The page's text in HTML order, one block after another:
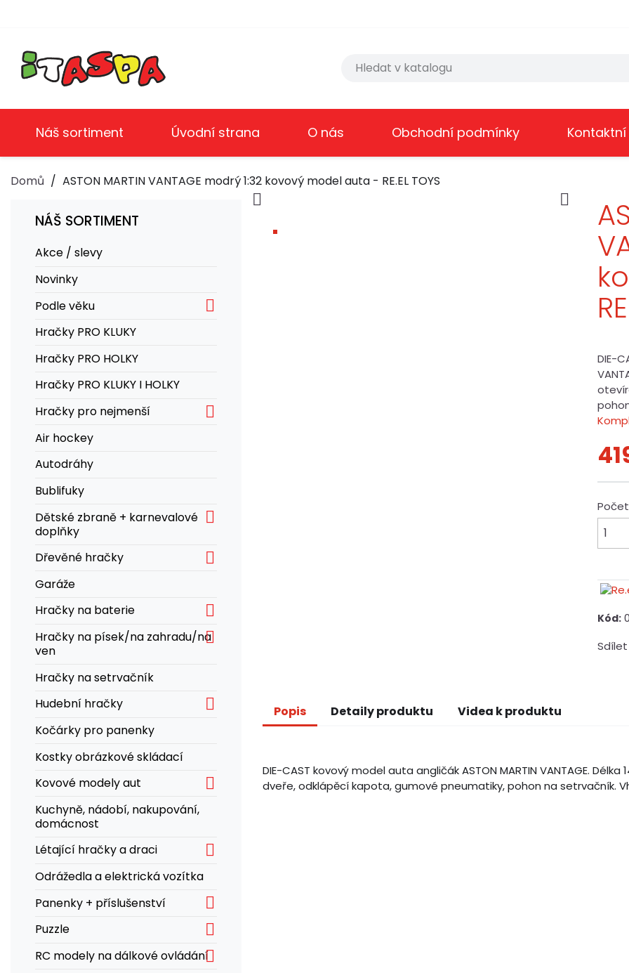
Náš sortiment Úvodní strana O nás Obchodní podmínky
Domů ASTON MARTIN VANTAGE modrý 1:32 kovový model auta - RE.EL TOYS
NÁŠ SORTIMENT
Akce / slevy
Novinky
Podle věku

Hračky PRO KLUKY
Hračky PRO HOLKY
Hračky PRO KLUKY I HOLKY
Hračky pro nejmenší

Air hockey
Autodráhy
Bublifuky
Dětské zbraně + karnevalové
doplňky

Dřevěné hračky 
Garáže
Hračky na baterie

Hračky na písek/na zahradu/na
ven

Hračky na setrvačník
Hudební hračky

Kočárky pro panenky
Kostky obrázkové skládací
Kovové modely aut

Kuchyně, nádobí, nakupování,
domácnost
Létající hračky a draci

Odrážedla a elektrická vozítka
Panenky + příslušenství

Puzzle 
RC modely na dálkové ovládání
 
DIE-
Počet
Kód:
Sdílet
Popis Detaily produktu Videa k produktu
DIE-CAST kovový model auta angličák ASTON MARTIN VANTAGE.
dveře, odklápěcí kapota, gumové pneumatiky, pohon na setrvačník.